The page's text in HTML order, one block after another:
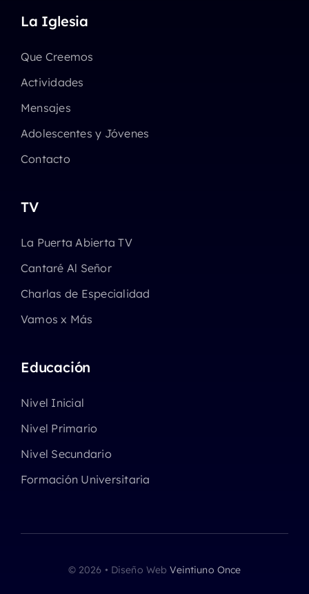
La Iglesia
Que Creemos
Actividades
Mensajes
Adolescentes y Jóvenes
Contacto
TV
La Puerta Abierta TV
Cantaré Al Señor
Charlas de Especialidad
Vamos x Más
Educación
Nivel Inicial
Nivel Primario
Nivel Secundario
Formación Universitaria
© 2026 • Diseño WebVeintiuno Once